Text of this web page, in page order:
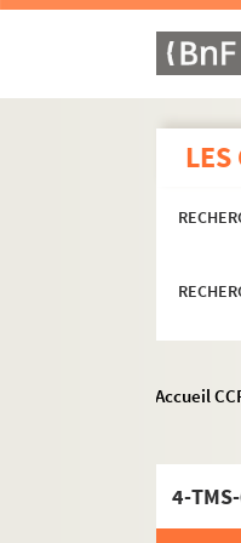
LES
Accueil
4-